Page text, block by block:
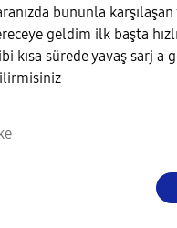
bununla
geldim ilk başta
kısa sürede yavaş sarj a